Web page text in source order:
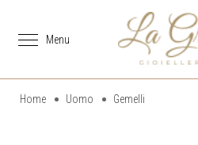
Home Uomo Gemelli